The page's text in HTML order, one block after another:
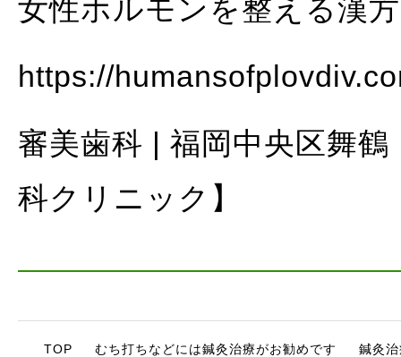
女性ホルモンを整える漢
https://
審美歯科 | 福岡中央区舞
科クリニック】
TOP むち打ちなどには鍼灸治療がお勧めです
鍼灸